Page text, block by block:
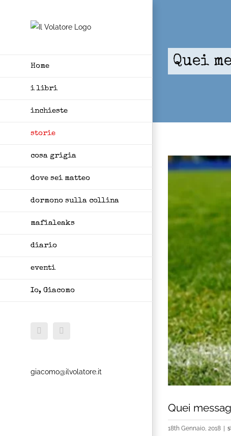
Home
i libri
inchieste
storie
cosa grigia
dove sei matteo
dormono sulla collina
mafialeaks
diario
eventi
Io, Giacomo
Facebook
X
giacomo@ilvolatore.it
Quei
Quei
18th Gennaio, 2018